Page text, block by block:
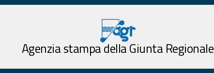
Agenzia stampa della Giunta Regionale